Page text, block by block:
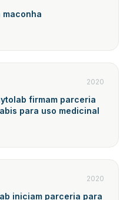
maconha
2020
firmam parceria
para uso medicinal
2020
iniciam parceria para